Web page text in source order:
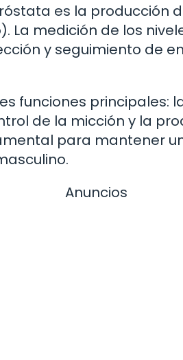
es la producción
medición de los
y seguimiento de
funciones principales:
de la micción y la
para mantener
Anuncios